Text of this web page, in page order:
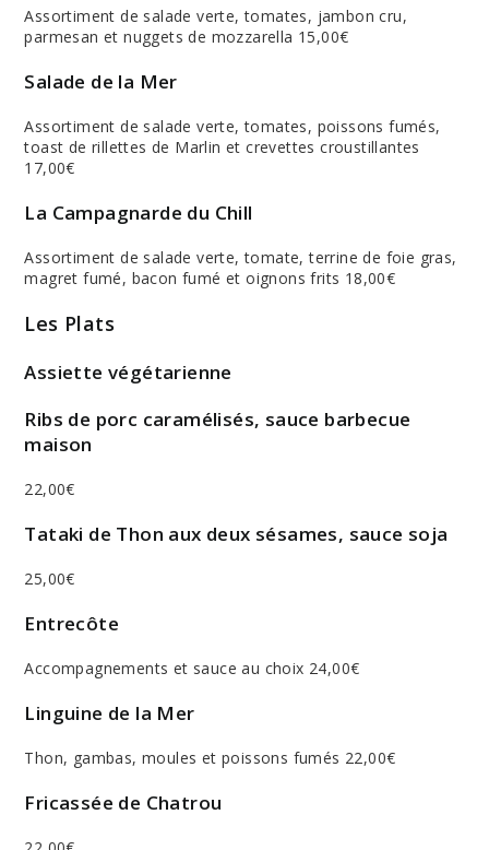
Assortiment de salade verte, tomates, jambon cru,
parmesan et nuggets de mozzarella 15,00€
Salade de la Mer
Assortiment de salade verte, tomates, poissons fumés,
toast de rillettes de Marlin et crevettes croustillantes
17,00€
La Campagnarde du Chill
Assortiment de salade verte, tomate, terrine de foie gras,
magret fumé, bacon fumé et oignons frits 18,00€
Les Plats
Assiette végétarienne
Ribs de porc caramélisés, sauce barbecue
maison
22,00€
Tataki de Thon aux deux sésames, sauce soja
25,00€
Entrecôte
Accompagnements et sauce au choix 24,00€
Linguine de la Mer
Thon, gambas, moules et poissons fumés 22,00€
Fricassée de Chatrou